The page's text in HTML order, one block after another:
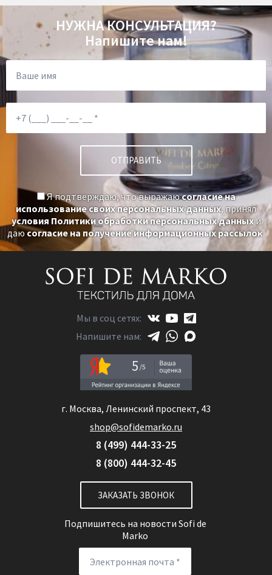
НУЖНА КОНСУЛЬТАЦИЯ?
Напишите нам!
Я подтверждаю, что выражаюсогласие на
использование своих персональных данных, принял
условия Политики обработки персональных данныхи
даюсогласие на получение информационных рассылок.
Мы в соц сетях:
Напишите нам:
5
г. Москва, Ленинский проспект, 43
shop@sofidemarko.ru
8 (499) 444-33-25
8 (800) 444-32-45
ЗАКАЗАТЬ ЗВОНОК
Подпишитесь на новости Sofi de
Marko